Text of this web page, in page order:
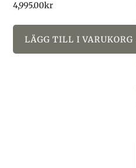
4,995.00kr
LÄGG TILL I VARUKORG